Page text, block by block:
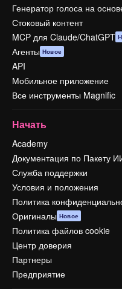
Генератор голоса на
Стоковый контент
MCP для Claude/ChatGPT
Агенты Новое
API
Мобильное приложение
Все инструменты Magnific
Начать
Academy
Документация по Пакету
Служба поддержки
Условия и положения
Политика
Оригиналы Новое
Политика файлов cookie
Центр доверия
Партнеры
Предприятие